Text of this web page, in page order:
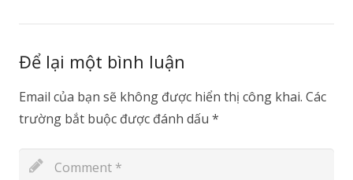
Để lại một bình luận
Email của bạn sẽ không được hiển thị công khai. Các
trường bắt buộc được đánh dấu *